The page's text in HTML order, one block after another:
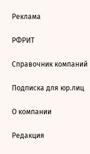
Реклама
РФРИТ
Справочник компаний
Подписка для юр.лиц
О компании
Редакция